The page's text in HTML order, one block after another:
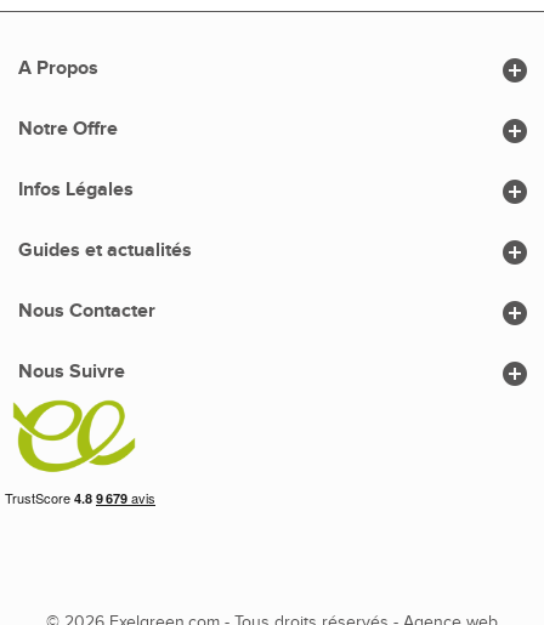
A Propos 
Notre Offre 
Nous Contacter 
Nous Suivre 
Infos Légales 
Guides et actualités 